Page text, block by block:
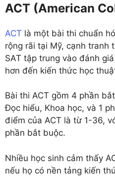
ACT (American
ACT là một bài thi chuẩn
rộng rãi tại Mỹ, cạnh tranh
SAT tập trung vào đánh
hơn đến kiến thức học
Bài thi ACT gồm 4 phần
Đọc hiểu, Khoa học, và 1
điểm của ACT là từ 1-36,
phần bắt buộc.
Nhiều học sinh cảm thấy
nếu họ có nền tảng kiến